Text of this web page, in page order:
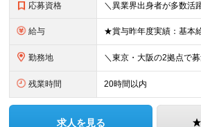
応募資格
給与
勤務地
残業時間 20時間以内
求人を見る